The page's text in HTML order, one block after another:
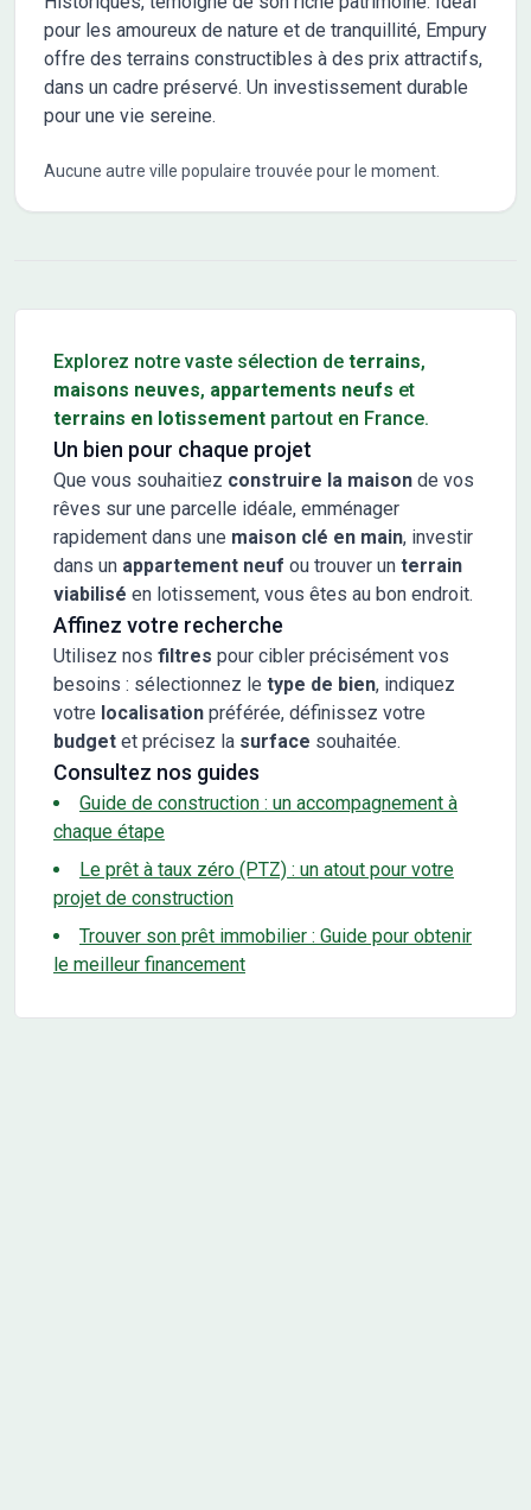
pour les amoureux de nature et de tranquillité, Empury
offre des terrains constructibles à des prix attractifs,
dans un cadre préservé. Un investissement durable
pour une vie sereine.
Aucune autre ville populaire trouvée pour le moment.
Explorez notre vaste sélection de terrains,
maisons neuves, appartements neufs et
terrains en lotissement partout en France.
Un bien pour chaque projet
Que vous souhaitiez construire la maison de vos
rêves sur une parcelle idéale, emménager
rapidement dans une maison clé en main, investir
dans un appartement neuf ou trouver un terrain
viabilisé en lotissement, vous êtes au bon endroit.
Affinez votre recherche
Utilisez nos filtres pour cibler précisément vos
besoins : sélectionnez le type de bien, indiquez
votre localisation préférée, définissez votre
budget et précisez la surface souhaitée.
Consultez nos guides
Guide de construction : un accompagnement à
chaque étape
Le prêt à taux zéro (PTZ) : un atout pour votre
projet de construction
Trouver son prêt immobilier : Guide pour obtenir
le meilleur financement